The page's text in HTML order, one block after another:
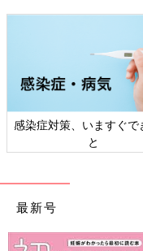
感染症対策、いますぐで
と
最新号